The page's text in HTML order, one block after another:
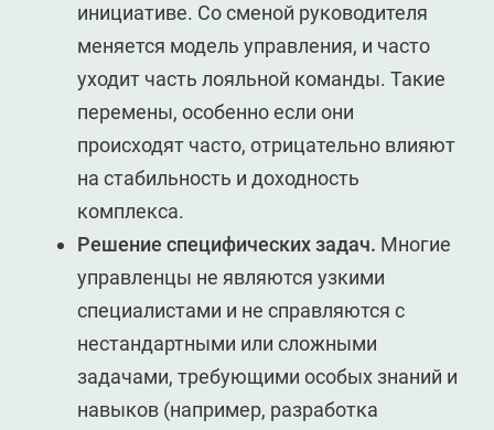
инициативе. Со сменой руководителя
меняется модель управления, и часто
уходит часть лояльной команды. Такие
перемены, особенно если они
происходят часто, отрицательно влияют
на стабильность и доходность
комплекса.
Решение специфических задач. Многие
управленцы не являются узкими
специалистами и не справляются с
нестандартными или сложными
задачами, требующими особых знаний и
навыков (например, разработка